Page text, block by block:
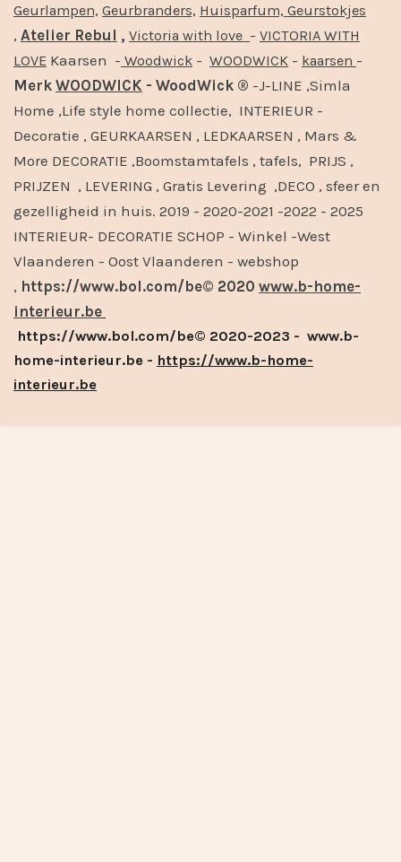
Geurlampen, Geurbranders, Huisparfum, Geurstokjes
, Atelier Rebul , Victoria with love - VICTORIA WITH
LOVE Kaarsen - Woodwick - WOODWICK - kaarsen -
Merk WOODWICK - WoodWick ® -J-LINE ,Simla
Home ,Life style home collectie, INTERIEUR -
Decoratie , GEURKAARSEN , LEDKAARSEN , Mars &
More DECORATIE ,Boomstamtafels , tafels, PRIJS ,
PRIJZEN , LEVERING , Gratis Levering ,DECO , sfeer en
gezelligheid in huis. 2019 - 2020-2021 -2022 - 2025
INTERIEUR- DECORATIE SCHOP - Winkel -West
Vlaanderen - Oost Vlaanderen - webshop
, https://www.bol.com/be© 2020 www.b-home-
interieur.be
https://www.bol.com/be© 2020-2023 - www.b-
home-interieur.be - https://www.b-home-
interieur.be